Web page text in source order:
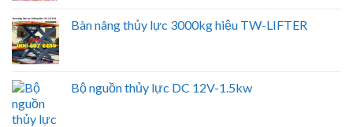
Bàn nâng thủy lực 3000kg hiệu TW-LIFTER
Bộ nguồn thủy lực DC 12V-1.5kw